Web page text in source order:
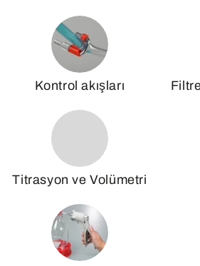
Kontrol akışları
Titrasyon ve Volümetri